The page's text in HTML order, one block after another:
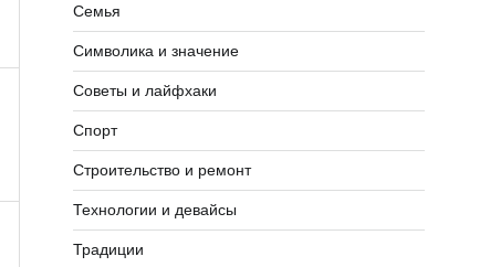
Семья
Символика и значение
Советы и лайфхаки
Спорт
Строительство и ремонт
Технологии и девайсы
Традиции